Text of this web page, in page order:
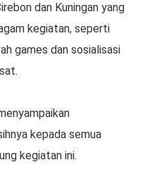
dan Kuningan yang
kegiatan, seperti
games dan sosialisasi
kepada semua
kegiatan ini.